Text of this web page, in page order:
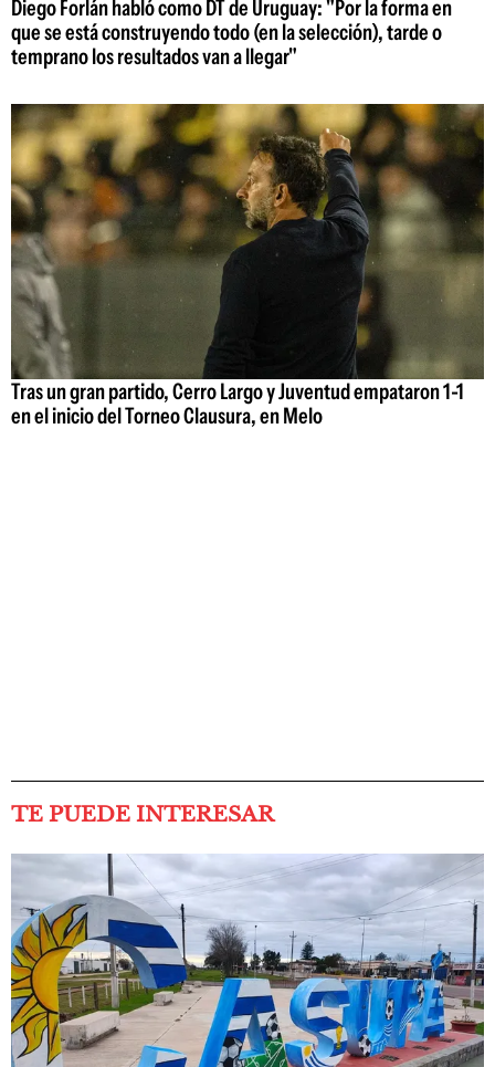
Diego Forlán habló como DT de Uruguay: "Por la forma en
que se está construyendo todo (en la selección), tarde o
temprano los resultados van a llegar"
Tras un gran partido, Cerro Largo y Juventud empataron 1-1
en el inicio del Torneo Clausura, en Melo
TE PUEDE INTERESAR